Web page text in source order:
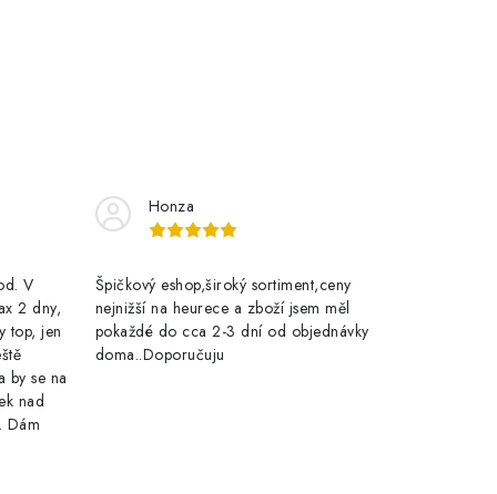
V
2 dny,
top, jen
by se na
nad
Dám
Honza
Špičkový eshop,široký sortiment,ceny
nejnižší na heurece a zboží jsem měl
pokaždé do cca 2-3 dní od objednávky
doma..Doporučuju